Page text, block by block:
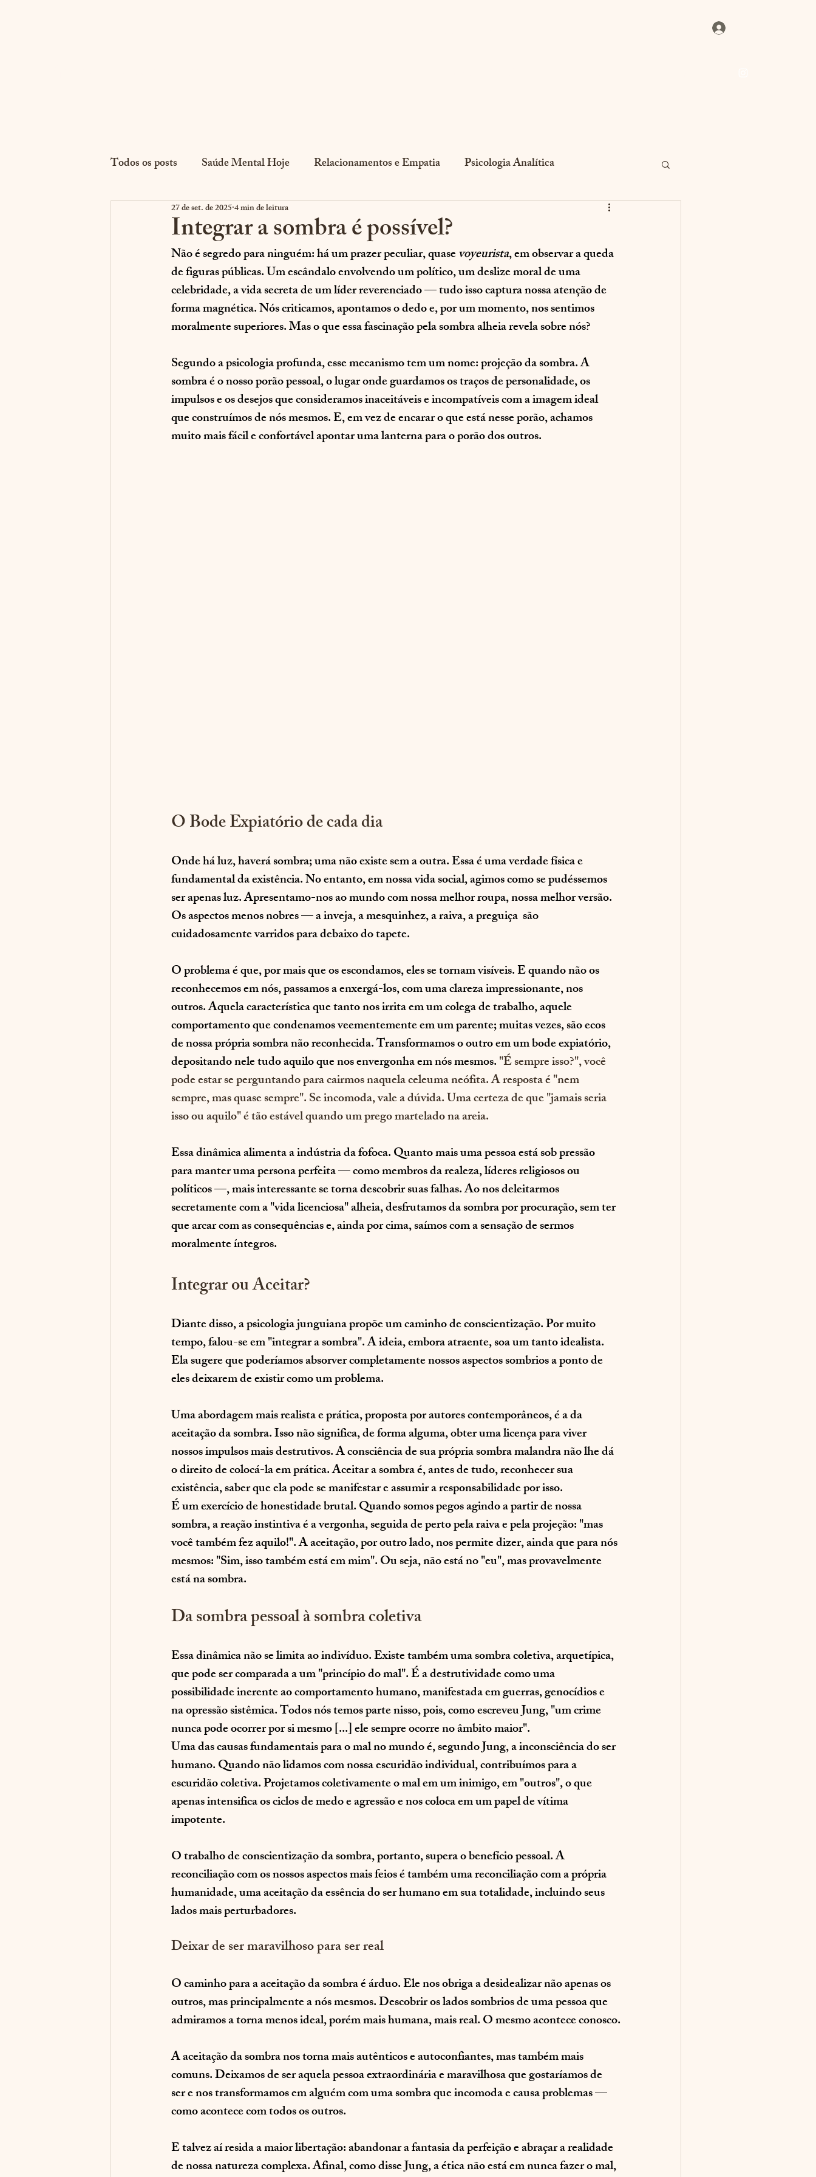
Todos os posts Saúde Mental Hoje Relacionamentos e Empatia Psicologia Analítica
Simbolismos e Análises Carl Gustav Jung Fundamentos da Psicologia Analítica Pais e Filhos
Integrar a sombra é possível?
27 de set. de 20254 min de leitura
Não é segredo para ninguém: há um prazer peculiar, quase voyeurista, em observar a queda
de figuras públicas. Um escândalo envolvendo um político, um deslize moral de uma
celebridade, a vida secreta de um líder reverenciado — tudo isso captura nossa atenção de
forma magnética. Nós criticamos, apontamos o dedo e, por um momento, nos sentimos
moralmente superiores. Mas o que essa fascinação pela sombra alheia revela sobre nós?
Segundo a psicologia profunda, esse mecanismo tem um nome: projeção da sombra. A
sombra é o nosso porão pessoal, o lugar onde guardamos os traços de personalidade, os
impulsos e os desejos que consideramos inaceitáveis e incompatíveis com a imagem ideal
que construímos de nós mesmos. E, em vez de encarar o que está nesse porão, achamos
muito mais fácil e confortável apontar uma lanterna para o porão dos outros.
O Bode Expiatório de cada dia
Onde há luz, haverá sombra; uma não existe sem a outra. Essa é uma verdade física e
fundamental da existência. No entanto, em nossa vida social, agimos como se pudéssemos
ser apenas luz. Apresentamo-nos ao mundo com nossa melhor roupa, nossa melhor versão.
Os aspectos menos nobres — a inveja, a mesquinhez, a raiva, a preguiça  são
cuidadosamente varridos para debaixo do tapete.
O problema é que, por mais que os escondamos, eles se tornam visíveis. E quando não os
reconhecemos em nós, passamos a enxergá-los, com uma clareza impressionante, nos
outros. Aquela característica que tanto nos irrita em um colega de trabalho, aquele
comportamento que condenamos veementemente em um parente; muitas vezes, são ecos
de nossa própria sombra não reconhecida. Transformamos o outro em um bode expiatório,
depositando nele tudo aquilo que nos envergonha em nós mesmos. "É sempre isso?", você
pode estar se perguntando para cairmos naquela celeuma neófita. A resposta é "nem
sempre, mas quase sempre". Se incomoda, vale a dúvida. Uma certeza de que "jamais seria
isso ou aquilo" é tão estável quando um prego martelado na areia.
Essa dinâmica alimenta a indústria da fofoca. Quanto mais uma pessoa está sob pressão
para manter uma persona perfeita — como membros da realeza, líderes religiosos ou
políticos —, mais interessante se torna descobrir suas falhas. Ao nos deleitarmos
secretamente com a "vida licenciosa" alheia, desfrutamos da sombra por procuração, sem ter
que arcar com as consequências e, ainda por cima, saímos com a sensação de sermos
moralmente íntegros.
Integrar ou Aceitar?
Diante disso, a psicologia junguiana propõe um caminho de conscientização. Por muito
tempo, falou-se em "integrar a sombra". A ideia, embora atraente, soa um tanto idealista.
Ela sugere que poderíamos absorver completamente nossos aspectos sombrios a ponto de
eles deixarem de existir como um problema.
Uma abordagem mais realista e prática, proposta por autores contemporâneos, é a da
aceitação da sombra. Isso não significa, de forma alguma, obter uma licença para viver
nossos impulsos mais destrutivos. A consciência de sua própria sombra malandra não lhe dá
o direito de colocá-la em prática. Aceitar a sombra é, antes de tudo, reconhecer sua
existência, saber que ela pode se manifestar e assumir a responsabilidade por isso.
É um exercício de honestidade brutal. Quando somos pegos agindo a partir de nossa
sombra, a reação instintiva é a vergonha, seguida de perto pela raiva e pela projeção: "mas
você também fez aquilo!". A aceitação, por outro lado, nos permite dizer, ainda que para nós
mesmos: "Sim, isso também está em mim". Ou seja, não está no "eu", mas provavelmente
está na sombra.
Da sombra pessoal à sombra coletiva
Essa dinâmica não se limita ao indivíduo. Existe também uma sombra coletiva, arquetípica,
que pode ser comparada a um "princípio do mal". É a destrutividade como uma
possibilidade inerente ao comportamento humano, manifestada em guerras, genocídios e
na opressão sistêmica. Todos nós temos parte nisso, pois, como escreveu Jung, "um crime
nunca pode ocorrer por si mesmo [...] ele sempre ocorre no âmbito maior".
Uma das causas fundamentais para o mal no mundo é, segundo Jung, a inconsciência do ser
humano. Quando não lidamos com nossa escuridão individual, contribuímos para a
escuridão coletiva. Projetamos coletivamente o mal em um inimigo, em "outros", o que
apenas intensifica os ciclos de medo e agressão e nos coloca em um papel de vítima
impotente.
O trabalho de conscientização da sombra, portanto, supera o benefício pessoal. A
reconciliação com os nossos aspectos mais feios é também uma reconciliação com a própria
humanidade, uma aceitação da essência do ser humano em sua totalidade, incluindo seus
lados mais perturbadores.
Deixar de ser maravilhoso para ser real
O caminho para a aceitação da sombra é árduo. Ele nos obriga a desidealizar não apenas os
outros, mas principalmente a nós mesmos. Descobrir os lados sombrios de uma pessoa que
admiramos a torna menos ideal, porém mais humana, mais real. O mesmo acontece conosco.
A aceitação da sombra nos torna mais autênticos e autoconfiantes, mas também mais
comuns. Deixamos de ser aquela pessoa extraordinária e maravilhosa que gostaríamos de
ser e nos transformamos em alguém com uma sombra que incomoda e causa problemas —
como acontece com todos os outros.
E talvez aí resida a maior libertação: abandonar a fantasia da perfeição e abraçar a realidade
de nossa natureza complexa. Afinal, como disse Jung, a ética não está em nunca fazer o mal,